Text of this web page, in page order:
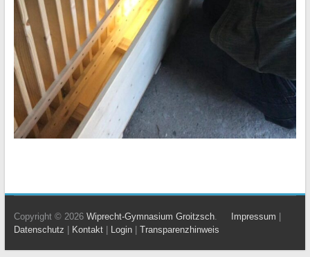
Copyright © 2026 Wiprecht-Gymnasium Groitzsch. Impressum
Datenschutz
Kontakt| Login| Transparenzhinweis